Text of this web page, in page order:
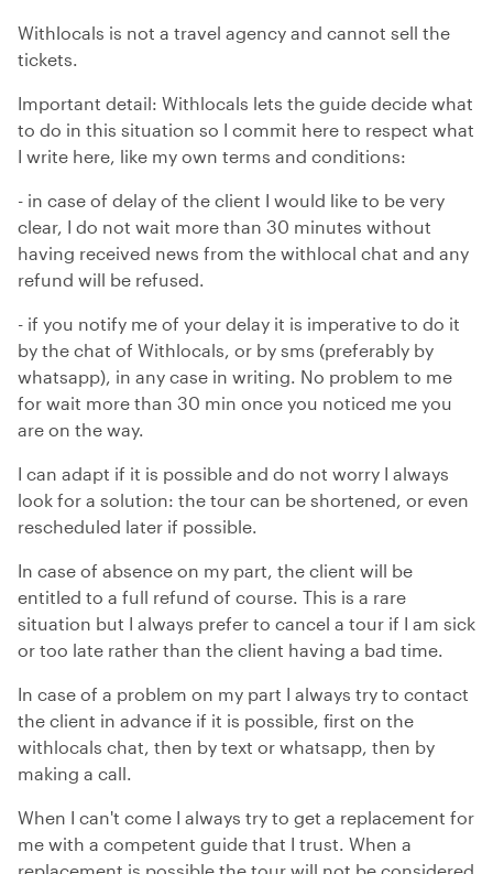
Withlocals is not a travel agency and cannot sell the
tickets.
Important detail: Withlocals lets the guide decide what
to do in this situation so I commit here to respect what
I write here, like my own terms and conditions:
- in case of delay of the client I would like to be very
clear, I do not wait more than 30 minutes without
having received news from the withlocal chat and any
refund will be refused.
- if you notify me of your delay it is imperative to do it
by the chat of Withlocals, or by sms (preferably by
whatsapp), in any case in writing. No problem to me
for wait more than 30 min once you noticed me you
are on the way.
I can adapt if it is possible and do not worry I always
look for a solution: the tour can be shortened, or even
rescheduled later if possible.
In case of absence on my part, the client will be
entitled to a full refund of course. This is a rare
situation but I always prefer to cancel a tour if I am sick
or too late rather than the client having a bad time.
In case of a problem on my part I always try to contact
the client in advance if it is possible, first on the
withlocals chat, then by text or whatsapp, then by
making a call.
When I can't come I always try to get a replacement for
me with a competent guide that I trust. When a